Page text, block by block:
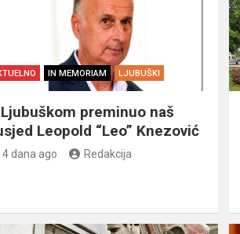
IN MEMORIAM LJUBUŠKI
Ljubuškom preminuo naš
Leopold “Leo” Knezović
4 dana ago Redakcija